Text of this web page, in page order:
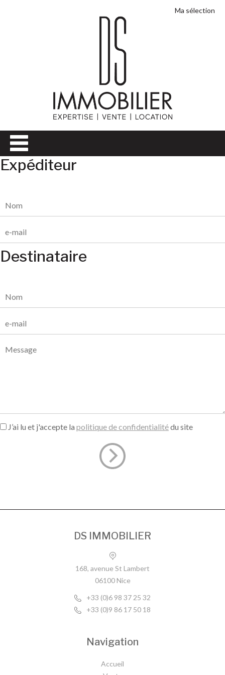
Ma sélection
Expéditeur
Destinataire
J’ai lu et j'accepte la politique de confidentialitédu site
DS IMMOBILIER
168, avenue St Lambert
06100 Nice
+33 (0)6 98 37 25 32
+33 (0)9 86 17 50 18
Navigation
Accueil